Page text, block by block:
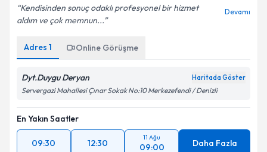
Kendisinden sonuç odaklı profesyonel bir hizmet
aldım ve çok memnun...
Devamı
Adres 1 Online Görüşme
Dyt.Duygu Deryan Haritada Göster
Servergazi Mahallesi Çınar Sokak No:10 Merkezefendi / Denizli
En Yakın Saatler
09:30 12:30
11 Ağu
09:00 Daha Fazla